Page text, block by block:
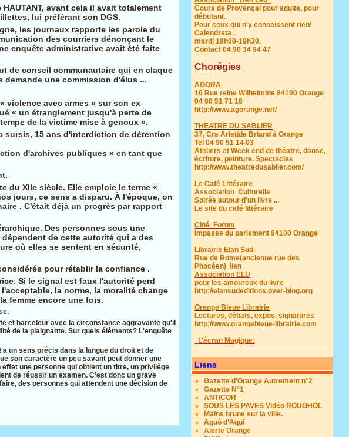
avant cela il avait totalement
lui préférant son DGS.
les journaux rapporte les parole du
des courriers dénonçant le
enquête administrative avait été faite
de conseil communautaire qui en claque
une commission d'élus ...
violence avec armes » sur son ex
« un étranglement jusqu'à perte de
de la victime mise à genoux ».
sursis, 15 ans d'interdiction de détention
d'archives publiques » en tant que
du XIIe siècle. Elle emploie le terme «
jours, ce sens a disparu. À l'époque, on
. C'était déjà un progrès par rapport
Des personnes sous une
de cette autorité qui a des
où elles se sentent en sécurité,
pour rétablir la confiance .
Si le signal est faux l'autorité perd
la norme, la moralité change
femme encore une fois.
et harceleur avec la circonstance aggravante qu'il
de la plaignante. Sur quels éléments? L'enquête
a un sens précis dans la langue du droit et de
son caractère un peu savant peut donner une
une personne qui obtient un titre, un privilège
de réussir un examen. C’est donc un grave
des personnes qui attendent une décision de
Cours de Provençal pour adulte, pour
débutant.
Pour ceux qui n'y connaissent rien!
Calendreta .
mardi 18h00-19h30.
Contact 04 90 34 94 47
Chorégies
AGORA
16 Rue reine Wilhelmine 84100 Orange
04 90 51 71 18
http://www.agorange.net/
THEATRE DU SABLIER
37, Crs Aristide Briand à Orange
Tel 04 90 51 14 03
Ateliers et Week end de théatre, danse,
écriture, peinture. Spectacles
http://www.theatredusablier.com/
Le Café Littéraire
Association Culturelle
Soirée autour d'un livre ...
Le site du café littéraire
Ciné Forum
Impasse du parlement 84100 Orange
Librairie Elan Sud
Rue de Rome(ancienne rue des
Phocéen)
lien
Association ELU
pour les amoureux du livre
http://elansudeditions.over-blog.org
Orange Bleue Librairie
Lectures, débats, expos, signatures
http://www.orangebleue-librairie.com
L’écran Magique.
Liens
Gazette d'Orange Autrement n°2
Gazette N°1
ANTICOR
SOUS LES PAVES Vidéo ROUGHOL
Mains brune sur la ville.
Aquò d'Aqui
Alerte Orange